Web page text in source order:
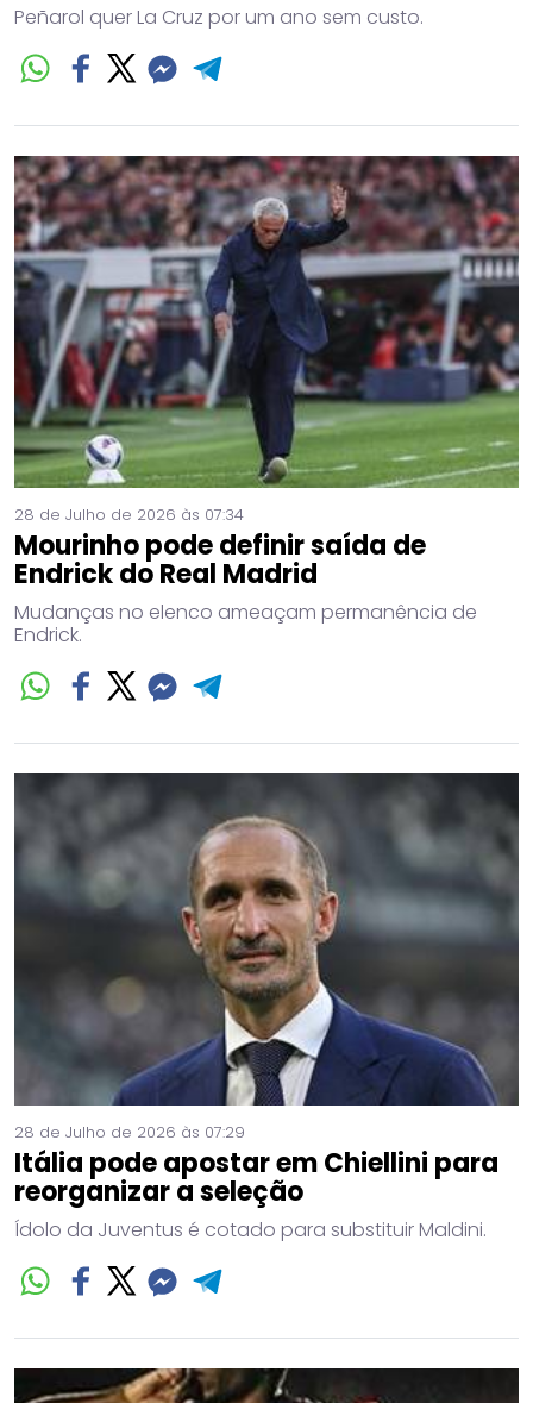
Peñarol quer La Cruz por um ano sem custo.
28 de Julho de 2026 às 07:34
Mourinho pode definir saída de
Endrick do Real Madrid
Mudanças no elenco ameaçam permanência de
Endrick.
28 de Julho de 2026 às 07:29
Itália pode apostar em Chiellini para
reorganizar a seleção
Ídolo da Juventus é cotado para substituir Maldini.